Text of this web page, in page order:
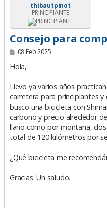
thibautpinot
PRINCIPIANTE
Consejo para
M
n
j
e
08 Feb 2025
Hola,
Llevo ya varios años
carretera para principiantes y
busco una bicicleta con
carbono y precio alrededor
llano como por montaña,
total de 120 kilómetros por
¿Qué bicicleta me
Gracias. Un saludo.